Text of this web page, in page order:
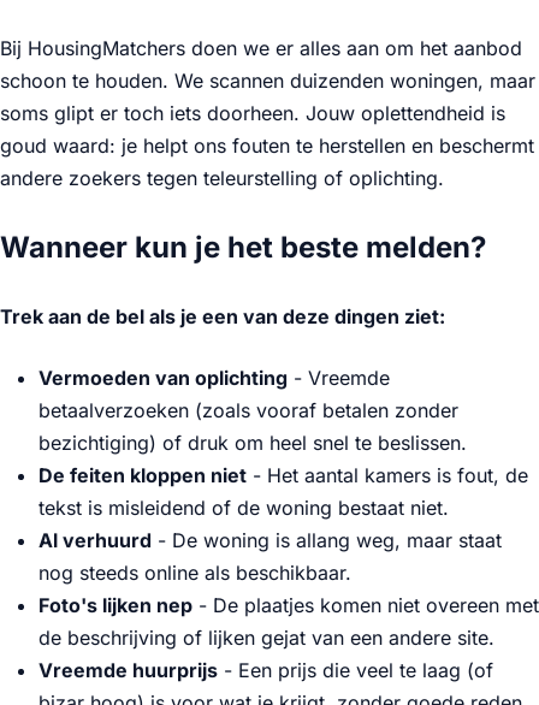
Bij HousingMatchers doen we er alles aan om het aanbod
schoon te houden. We scannen duizenden woningen, maar
soms glipt er toch iets doorheen. Jouw oplettendheid is
goud waard: je helpt ons fouten te herstellen en beschermt
andere zoekers tegen teleurstelling of oplichting.
Wanneer kun je het beste melden?
Trek aan de bel als je een van deze dingen ziet:
Vermoeden van oplichting - Vreemde
betaalverzoeken (zoals vooraf betalen zonder
bezichtiging) of druk om heel snel te beslissen.
De feiten kloppen niet - Het aantal kamers is fout, de
tekst is misleidend of de woning bestaat niet.
Al verhuurd - De woning is allang weg, maar staat
nog steeds online als beschikbaar.
Foto's lijken nep - De plaatjes komen niet overeen met
de beschrijving of lijken gejat van een andere site.
Vreemde huurprijs - Een prijs die veel te laag (of